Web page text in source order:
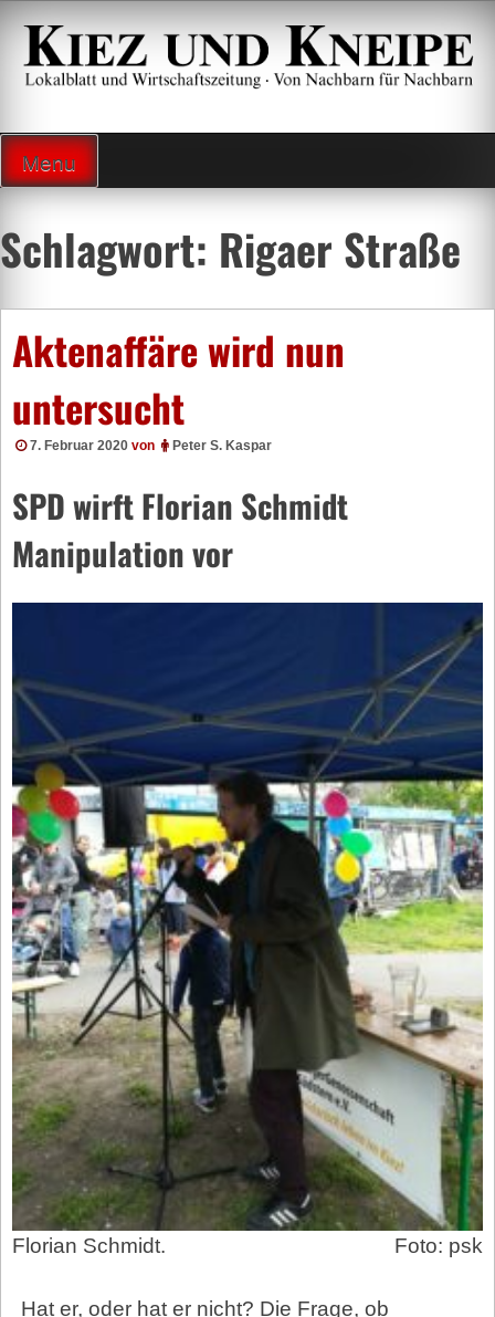
Zum
Inhalt
springen
Menu
Schlagwort: Rigaer Straße
Aktenaffäre wird nun
untersucht
7. Februar 2020 von Peter S. Kaspar
SPD wirft Florian Schmidt
Manipulation vor
Florian Schmidt. Foto: psk
Hat er, oder hat er nicht? Die Frage, ob